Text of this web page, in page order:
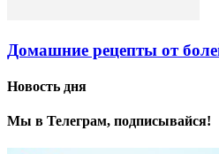
Домашние рецепты от
Новость дня
Мы в Телеграм, подписывайся!